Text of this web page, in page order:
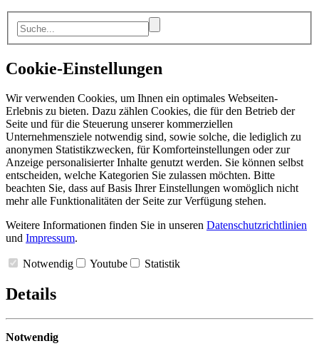
Cookie-Einstellungen
Wir verwenden Cookies, um Ihnen ein optimales Webseiten-
Erlebnis zu bieten. Dazu zählen Cookies, die für den Betrieb der
Seite und für die Steuerung unserer kommerziellen
Unternehmensziele notwendig sind, sowie solche, die lediglich zu
anonymen Statistikzwecken, für Komforteinstellungen oder zur
Anzeige personalisierter Inhalte genutzt werden. Sie können selbst
entscheiden, welche Kategorien Sie zulassen möchten. Bitte
beachten Sie, dass auf Basis Ihrer Einstellungen womöglich nicht
mehr alle Funktionalitäten der Seite zur Verfügung stehen.
Weitere Informationen finden Sie in unseren Datenschutzrichtlinien
und Impressum.
Notwendig Youtube Statistik
Details
Notwendig